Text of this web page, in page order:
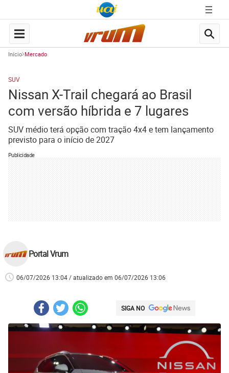
Início Mercado
SUV
Nissan X-Trail chegará ao Brasil
com versão híbrida e 7 lugares
SUV médio terá opção com tração 4x4 e tem lançamento
previsto para o início de 2027
Publicidade
Portal Vrum
06/07/2026 13:04 / atualizado em 06/07/2026 13:06
SIGA NO